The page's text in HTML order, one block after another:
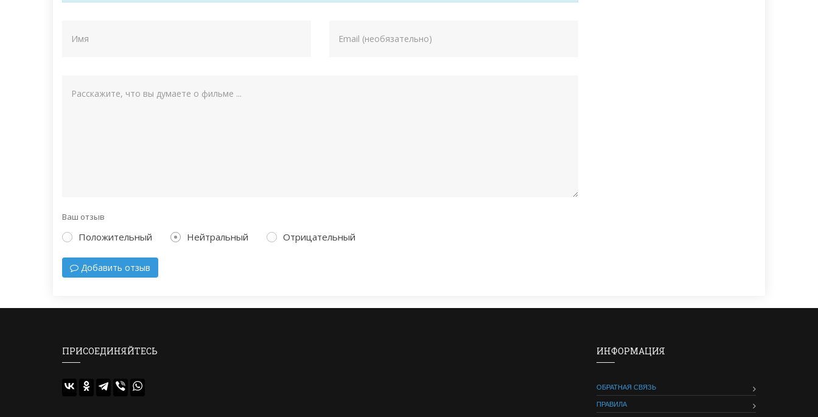
Ваш отзыв
Положительный Нейтральный Отрицательный
Добавить отзыв
ПРИСОЕДИНЯЙТЕСЬ ИНФОРМАЦИЯ
ОБРАТНАЯ СВЯЗЬ
ПРАВИЛА